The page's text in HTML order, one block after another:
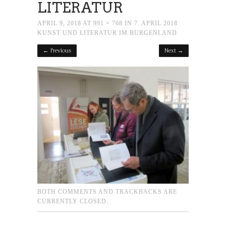
LITERATUR
APRIL 9, 2018 AT 991 × 768 IN 7. APRIL 2018
KUNST UND LITERATUR IM BURGENLAND
← Previous Next →
BOTH COMMENTS AND TRACKBACKS ARE
CURRENTLY CLOSED.